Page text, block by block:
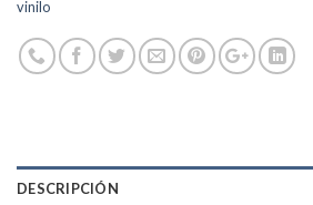
vinilo
DESCRIPCIÓN